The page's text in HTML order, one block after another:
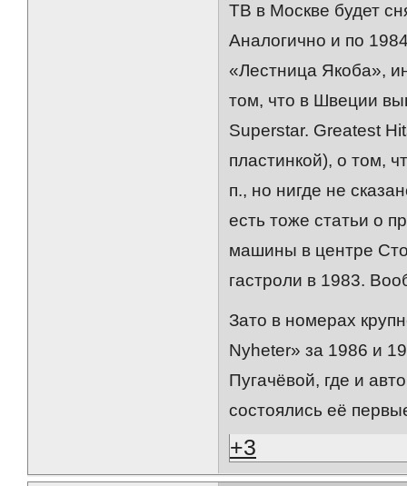
ТВ в Москве будет
Аналогично и по
«Лестница Якоба»,
том, что в Швеции
Superstar. Greatest
пластинкой), о том,
п., но нигде не
есть тоже статьи о
машины в центре
гастроли в 1983.
Зато в номерах
Nyheter» за 1986 и
Пугачёвой, где и
состоялись её
+3